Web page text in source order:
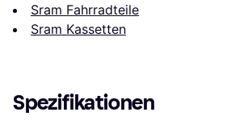
Sram Fahrradteile
Sram Kassetten
Spezifikationen